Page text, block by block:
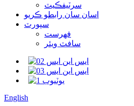
سرٽيفڪيٽ
اسان سان رابطو ڪريو
سپورٽ
فهرست
سافٽ ويئر
English